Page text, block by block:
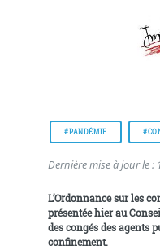
#PANDÉMIE
Dernière mise à jour le :
L’Ordonnance sur les
présentée hier au
des congés des agents
confinement.